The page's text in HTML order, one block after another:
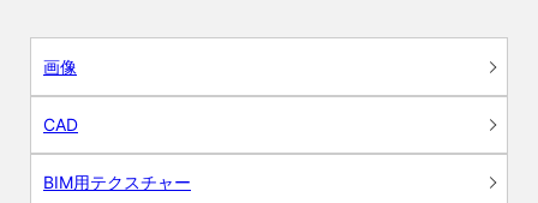
画像
CAD
BIM用テクスチャー